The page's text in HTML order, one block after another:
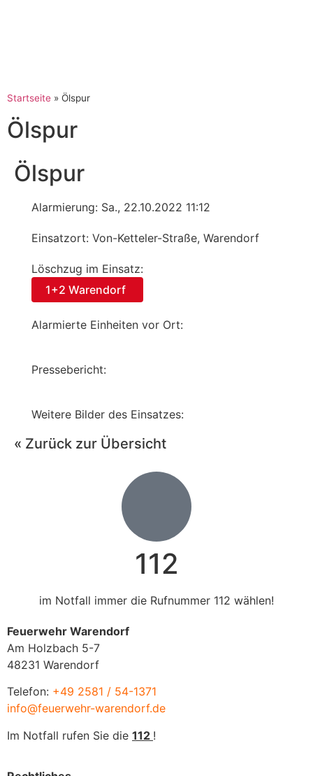
Startseite » Ölspur
Ölspur
Ölspur
Alarmierung: Sa., 22.10.2022 11:12
Einsatzort: Von-Ketteler-Straße, Warendorf
Löschzug im Einsatz:
1+2 Warendorf
Alarmierte Einheiten vor Ort:
Pressebericht:
Weitere Bilder des Einsatzes:
« Zurück zur Übersicht
112
im Notfall immer die Rufnummer 112 wählen!
Feuerwehr Warendorf
Am Holzbach 5-7
48231 Warendorf
Telefon: +49 2581 / 54-1371
info@feuerwehr-warendorf.de
Im Notfall rufen Sie die 112 !